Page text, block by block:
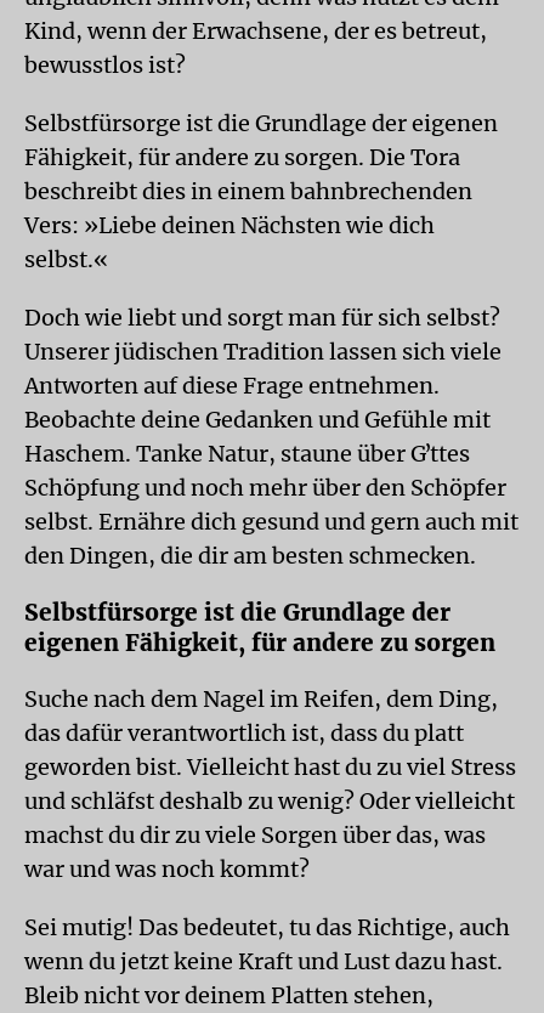
Kind, wenn der Erwachsene, der es betreut,
bewusstlos ist?
Selbstfürsorge ist die Grundlage der eigenen
Fähigkeit, für andere zu sorgen. Die Tora
beschreibt dies in einem bahnbrechenden
Vers: »Liebe deinen Nächsten wie dich
selbst.«
Doch wie liebt und sorgt man für sich selbst?
Unserer jüdischen Tradition lassen sich viele
Antworten auf diese Frage entnehmen.
Beobachte deine Gedanken und Gefühle mit
Haschem. Tanke Natur, staune über Gʼttes
Schöpfung und noch mehr über den Schöpfer
selbst. Ernähre dich gesund und gern auch mit
den Dingen, die dir am besten schmecken.
Selbstfürsorge ist die Grundlage der
eigenen Fähigkeit, für andere zu sorgen
Suche nach dem Nagel im Reifen, dem Ding,
das dafür verantwortlich ist, dass du platt
geworden bist. Vielleicht hast du zu viel Stress
und schläfst deshalb zu wenig? Oder vielleicht
machst du dir zu viele Sorgen über das, was
war und was noch kommt?
Sei mutig! Das bedeutet, tu das Richtige, auch
wenn du jetzt keine Kraft und Lust dazu hast.
Bleib nicht vor deinem Platten stehen,